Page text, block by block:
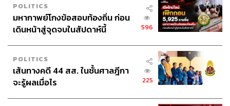
POLITICS
มหากาพย์โกงข้อสอบท้องถิ่น ก่อน
เดินหน้าสู่จุดจบในสัปดาห์นี้
596
POLITICS
เส้นทางคดี 44 สส. ในชั้นศาลฎีกา
จะรู้ผลเมื่อไร
225